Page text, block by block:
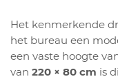
Het kenmerkende
het bureau een
een vaste hoogte
van 220 × 80 cm is